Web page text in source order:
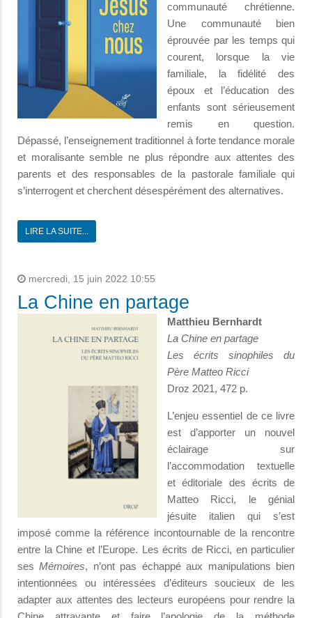
communauté chrétienne.
Une communauté bien
éprouvée par les temps qui
courent, lorsque la vie
familiale, la fidélité des
époux et l’éducation des
enfants sont sérieusement
remis en question.
Dépassé, l’enseignement traditionnel à forte tendance morale
et moralisante semble ne plus répondre aux attentes des
parents et des responsables de la pastorale familiale qui
s’interrogent et cherchent désespérément des alternatives.
LIRE LA SUITE...
mercredi, 15 juin 2022 10:55
La Chine en partage
Matthieu Bernhardt
La Chine en partage
Les écrits sinophiles du
Père Matteo Ricci
Droz 2021, 472 p.
L’enjeu essentiel de ce livre
est d’apporter un nouvel
éclairage sur
l’accommodation textuelle
et éditoriale des écrits de
Matteo Ricci, le génial
jésuite italien qui s’est
imposé comme la référence incontournable de la rencontre
entre la Chine et l’Europe. Les écrits de Ricci, en particulier
sesMémoires, n’ont pas échappé aux manipulations bien
intentionnées ou intéressées d’éditeurs soucieux de les
adapter aux attentes des lecteurs européens pour rendre la